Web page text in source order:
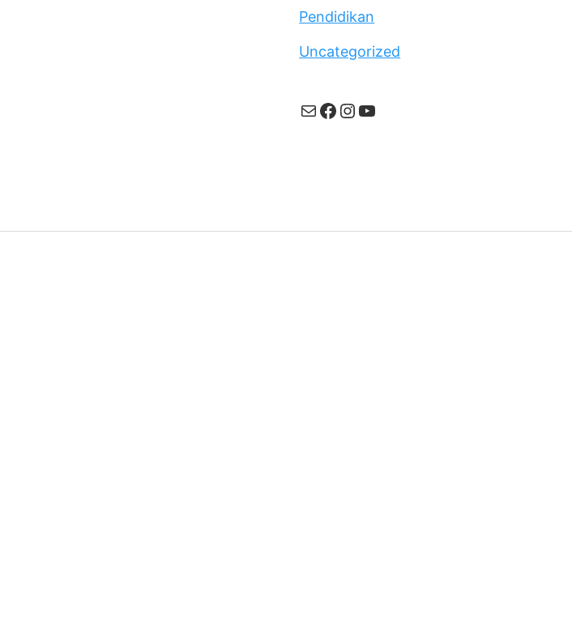
Pendidikan
Uncategorized
MailFacebook
Instagram
YouTube